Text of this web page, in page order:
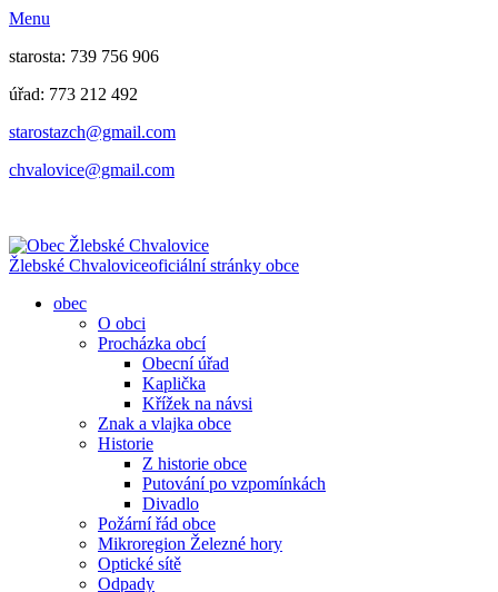
Menu
starosta: 739 756 906
úřad: 773 212 492
​​​​starostazch@gmail.com
​​​​chvalovice@gmail.com
Žlebské Chvaloviceoficiální stránky obce
obec
O obci
Procházka obcí
Obecní úřad
Kaplička
Křížek na návsi
Znak a vlajka obce
Historie
Z historie obce
Putování po vzpomínkách
Divadlo
Požární řád obce
Mikroregion Železné hory
Optické sítě
Odpady